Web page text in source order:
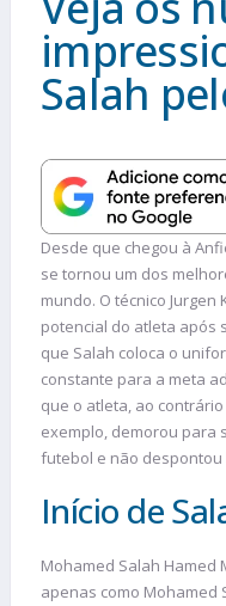
Salah
Desde que chegou à
se tornou um dos
mundo. O técnico
potencial do atleta após
que Salah coloca o
constante para a meta
que o atleta, ao
exemplo, demorou para
futebol e não despontou
Início de
Mohamed Salah Hamed
apenas como Mohamed